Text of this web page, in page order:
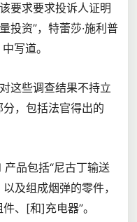
要求要求投诉人证明
投资”，特蕾莎·施利普
写道。
这些调查结果不持立
，包括法官得出的
品包括“尼古丁输送
及组成烟弹的零件，
、[和]充电器”。